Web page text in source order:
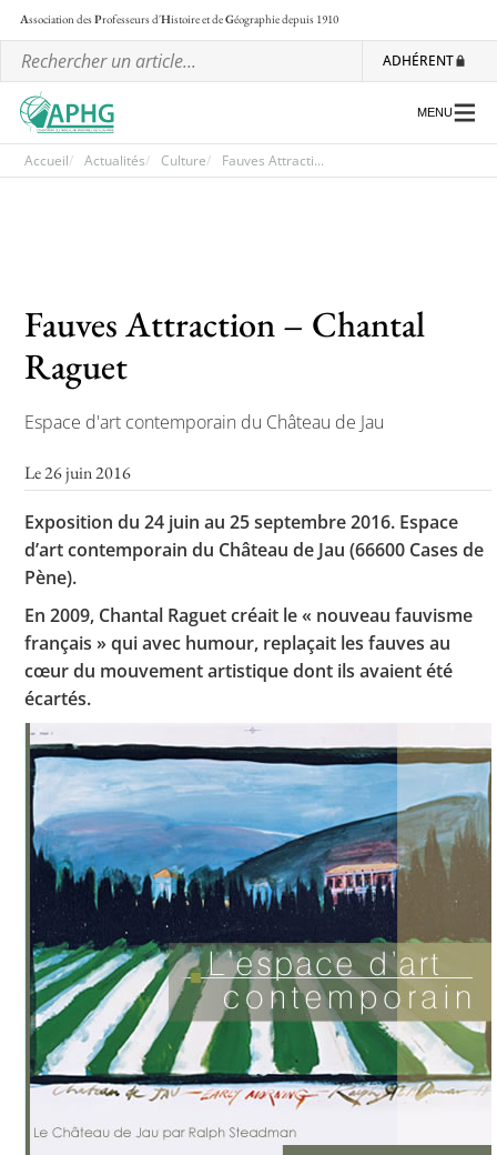
Association desProfesseurs d'Histoire et deGéographiedepuis 1910
ADHÉRENT
Les ateliers nationaux
L’APHG dans la presse
Les rendez-vous de l’APHG
Concours de recrutement
Conférences, tables rondes
Critique d’ouvrages publiés
Culture
MENU
Accueil Actualités Culture Fauves Attracti...
Fauves Attraction – Chantal
Raguet
Espace d'art contemporain du Château de Jau
Le 26 juin 2016
Exposition du 24 juin au 25 septembre 2016. Espace
d’art contemporain du Château de Jau (66600 Cases de
Pène).
En 2009, Chantal Raguet créait le « nouveau fauvisme
français » qui avec humour, replaçait les fauves au
cœur du mouvement artistique dont ils avaient été
écartés.